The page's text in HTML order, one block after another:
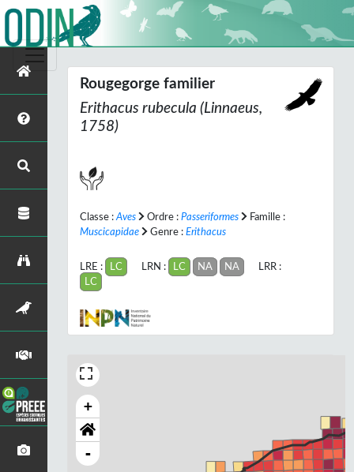
Rougegorge familier
Erithacus rubecula (Linnaeus,
1758)
Classe : Aves Ordre : Passeriformes
Famille :
Muscicapidae
Genre : Erithacus
LRE : LC LRN : LC NA NA
LRR :
LC
+
-